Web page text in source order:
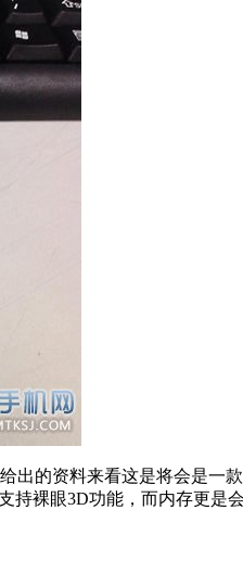
出的资料来看这是将会是一
裸眼3D功能，而内存更是